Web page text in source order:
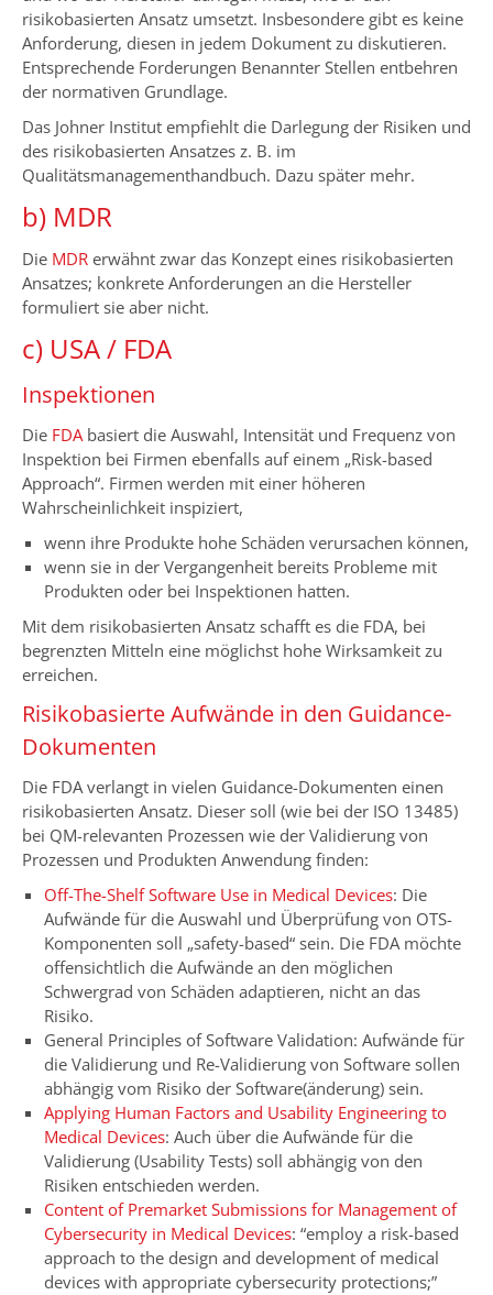
risikobasierten Ansatz umsetzt. Insbesondere gibt es keine
Anforderung, diesen in jedem Dokument zu diskutieren.
Entsprechende Forderungen Benannter Stellen entbehren
der normativen Grundlage.
Das Johner Institut empfiehlt die Darlegung der Risiken und
des risikobasierten Ansatzes z. B. im
Qualitätsmanagementhandbuch. Dazu später mehr.
b) MDR
Die MDR erwähnt zwar das Konzept eines risikobasierten
Ansatzes; konkrete Anforderungen an die Hersteller
formuliert sie aber nicht.
c) USA / FDA
Inspektionen
Die FDAbasiert die Auswahl, Intensität und Frequenz von
Inspektion bei Firmen ebenfalls auf einem „Risk-based
Approach“. Firmen werden mit einer höheren
Wahrscheinlichkeit inspiziert,
wenn ihre Produkte hohe Schäden verursachen können,
wenn sie in der Vergangenheit bereits Probleme mit
Produkten oder bei Inspektionen hatten.
Mit dem risikobasierten Ansatz schafft es die FDA, bei
begrenzten Mitteln eine möglichst hohe Wirksamkeit zu
erreichen.
Risikobasierte Aufwände in den Guidance-
Dokumenten
Die FDA verlangt in vielen Guidance-Dokumenten einen
risikobasierten Ansatz. Dieser soll (wie bei der ISO 13485)
bei QM-relevanten Prozessen wie der Validierung von
Prozessen und Produkten Anwendung finden:
Off-The-Shelf Software Use in Medical Devices: Die
Aufwände für die Auswahl und Überprüfung von OTS-
Komponenten soll „safety-based“ sein. Die FDA möchte
offensichtlich die Aufwände an den möglichen
Schwergrad von Schäden adaptieren, nicht an das
Risiko.
General Principles of Software Validation: Aufwände für
die Validierung und Re-Validierung von Software sollen
abhängig vom Risiko der Software(änderung) sein.
Applying Human Factors and Usability Engineering to
Medical Devices: Auch über die Aufwände für die
Validierung (Usability Tests) soll abhängig von den
Risiken entschieden werden.
Content of Premarket Submissions for Management of
Cybersecurity in Medical Devices: “employ a risk-based
approach to the design and development of medical
devices with appropriate cybersecurity protections;”